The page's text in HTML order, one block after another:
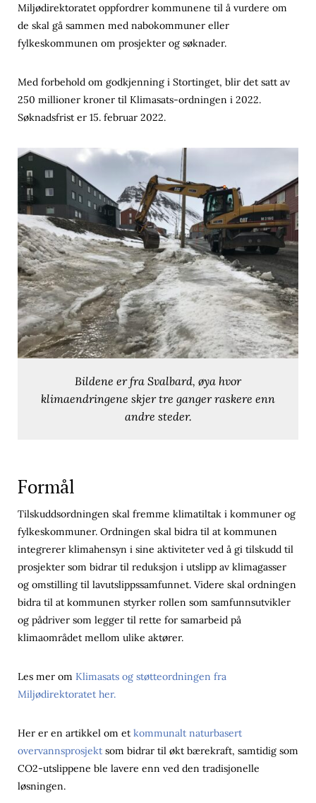
Miljødirektoratet oppfordrer kommunene til å vurdere om
de skal gå sammen med nabokommuner eller
fylkeskommunen om prosjekter og søknader.
Med forbehold om godkjenning i Stortinget, blir det satt av
250 millioner kroner til Klimasats-ordningen i 2022.
Søknadsfrist er 15. februar 2022.
Bildene er fra Svalbard, øya hvor
klimaendringene skjer tre ganger raskere enn
andre steder.
Formål
Tilskuddsordningen skal fremme klimatiltak i kommuner og
fylkeskommuner. Ordningen skal bidra til at kommunen
integrerer klimahensyn i sine aktiviteter ved å gi tilskudd til
prosjekter som bidrar til reduksjon i utslipp av klimagasser
og omstilling til lavutslippssamfunnet. Videre skal ordningen
bidra til at kommunen styrker rollen som samfunnsutvikler
og pådriver som legger til rette for samarbeid på
klimaområdet mellom ulike aktører.
Les mer om Klimasats og støtteordningen fra
Miljødirektoratet her.
Her er en artikkel om et kommunalt naturbasert
overvannsprosjekt som bidrar til økt bærekraft, samtidig som
CO2-utslippene ble lavere enn ved den tradisjonelle
løsningen.